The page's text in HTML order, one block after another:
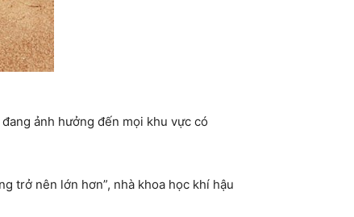
ảnh hưởng đến mọi khu vực có
trở nên lớn hơn”, nhà khoa học khí hậu